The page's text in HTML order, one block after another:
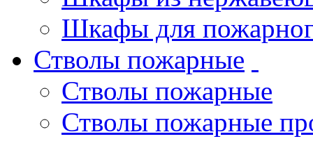
Шкафы для
Стволы пожарные
Стволы пожарные
Стволы пожарные